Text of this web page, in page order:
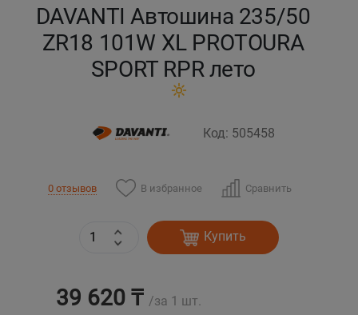
DAVANTI Автошина 235/50
ZR18 101W XL PROTOURA
SPORT RPR лето
Код: 505458
0 отзывов В избранное Сравнить
Купить
39 620 ₸ /за 1 шт.
Семей
Талдыкорган
Экибастуз